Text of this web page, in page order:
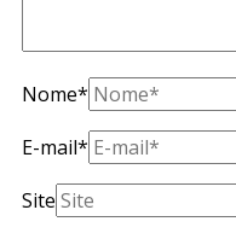
Nome*
E-mail*
Site